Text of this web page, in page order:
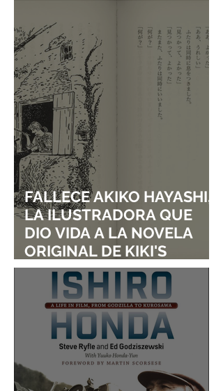
FALLECE AKIKO HAYASHI,
LA ILUSTRADORA QUE
DIO VIDA A LA NOVELA
ORIGINAL DE KIKI'S
DELIVERY SERVICE